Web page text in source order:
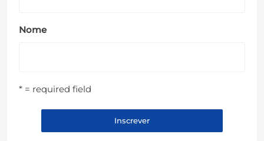
Nome
* = required field